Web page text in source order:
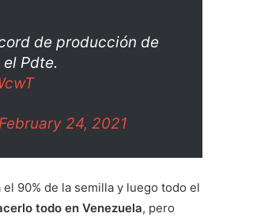
de producción de
Pdte.
February 24, 2021
90% de la semilla y luego todo el
todo en Venezuela, pero